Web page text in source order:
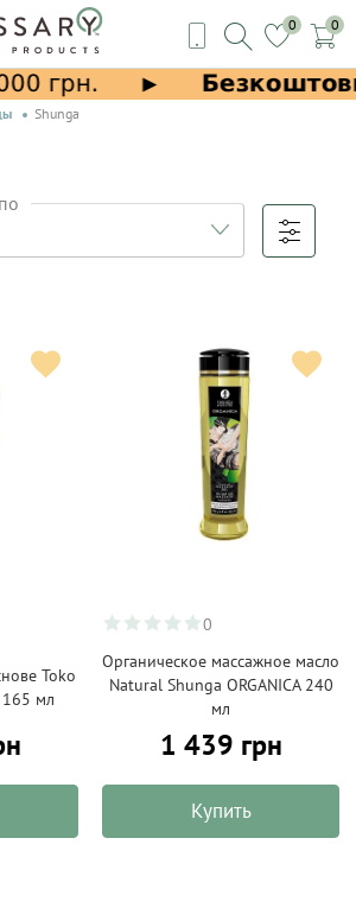
0 0
Shunga
Toko
165 мл
0
Органическое массажное масло
Natural Shunga ORGANICA 240
мл
1 439 грн
Купить